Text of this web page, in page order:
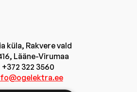
küla, Rakvere vald
Lääne-Virumaa
+372 322 3560